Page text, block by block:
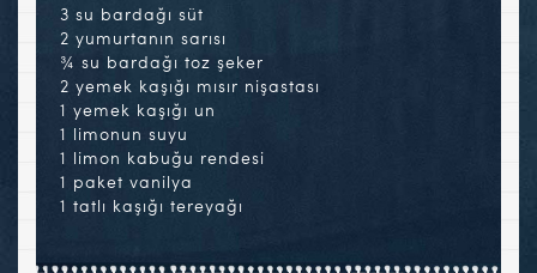
3 su bardağı süt
2 yumurtanın sarısı
¾ su bardağı toz şeker
2 yemek kaşığı mısır nişastası
1 yemek kaşığı un
1 limonun suyu
1 limon kabuğu rendesi
1 paket vanilya
1 tatlı kaşığı tereyağı